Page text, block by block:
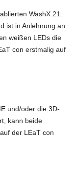
WashX.21.
ist in Anlehnung an
weißen LEDs die
con erstmalig auf
und/oder die 3D-
kann beide
der LEaT con